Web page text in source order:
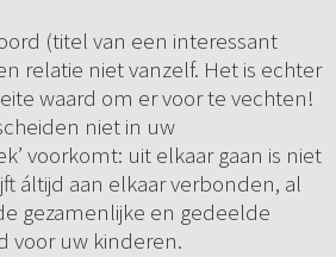
(titel van een interessant
relatie niet vanzelf. Het is echter
waard om er voor te vechten!
niet in uw
voorkomt: uit elkaar gaan is niet
áltijd aan elkaar verbonden, al
gezamenlijke en gedeelde
voor uw kinderen.